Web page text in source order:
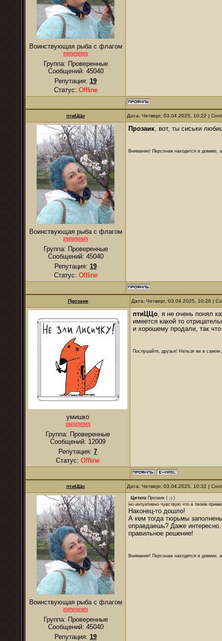
Воинствующая рыба с флагом
Группа: Проверенные
Сообщений: 45040
Репутация: 19
Статус: Offline
птиЦЦо Дата: Четверг, 03.04.2025, 10:22 |
Воинствующая рыба с флагом
Группа: Проверенные
Сообщений: 45040
Репутация: 19
Статус: Offline
Прозаик, вот, ты сиськи
Внимание! Персонаж находится в домике,
Прозаик Дата: Четверг, 03.04.2025, 10:26 |
умишко
Группа: Проверенные
Сообщений: 12009
Репутация: 7
Статус: Offline
птиЦЦо, я не очень понял
имеется какой то
и хорошему продали, так
Послушайте, друзья! Нельзя же в самом
птиЦЦо Дата: Четверг, 03.04.2025, 10:32 |
Воинствующая рыба с флагом
Группа: Проверенные
Сообщений: 45040
Репутация: 19
Цитата Прозаик (
)
но интуитивно чувствую что в твоем
Наконец-то дошло!
А кем тогда тюрьмы
оправдаешь? Даже
правильное решение!
Внимание! Персонаж находится в домике,